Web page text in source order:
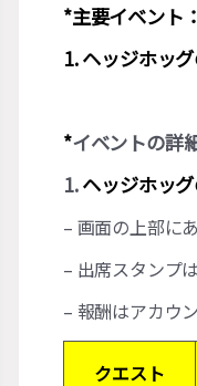
*主要イベント
1. ヘッジホッ
*イベントの詳
1.ヘッジホッ
– 画面の上部に
– 出席スタンプ
– 報酬はアカウ
クエスト